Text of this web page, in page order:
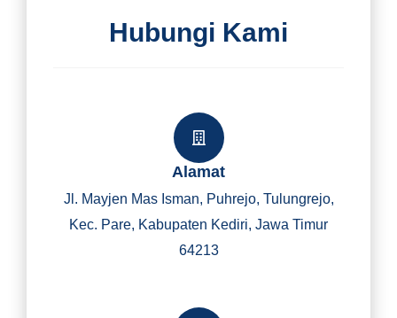
Hubungi Kami
Alamat
Jl. Mayjen Mas Isman, Puhrejo, Tulungrejo,
Kec. Pare, Kabupaten Kediri, Jawa Timur
64213